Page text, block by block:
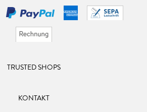
TRUSTED SHOPS
KONTAKT